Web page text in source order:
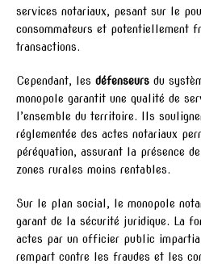
services notariaux, pesant sur le
consommateurs et potentiellement
transactions.
Cependant, les défenseurs du
monopole garantit une qualité de
l’ensemble du territoire. Ils
réglementée des actes notariaux
péréquation, assurant la présence
zones rurales moins rentables.
Sur le plan social, le monopole
garant de la sécurité juridique. La
actes par un officier public
rempart contre les fraudes et les